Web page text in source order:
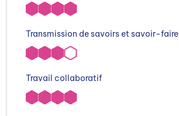
Transmission de savoirs et savoir-faire
Travail collaboratif